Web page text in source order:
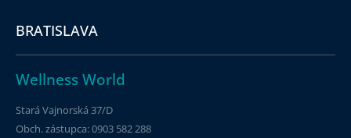
BRATISLAVA
Wellness World
Stará Vajnorská 37/D
Obch. zástupca: 0903 582 288